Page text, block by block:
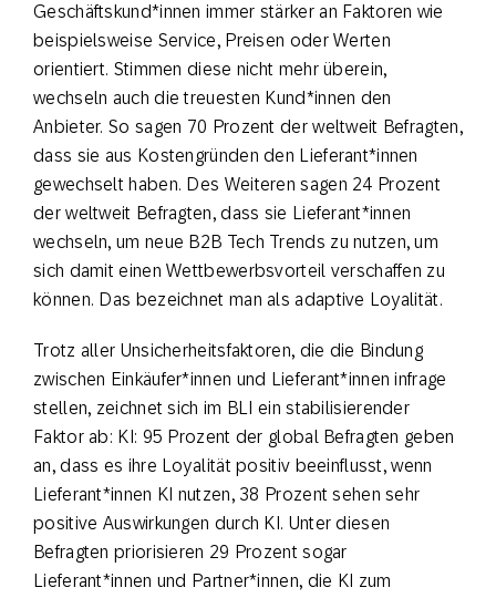
Geschäftskund*innen immer stärker an Faktoren wie
beispielsweise Service, Preisen oder Werten
orientiert. Stimmen diese nicht mehr überein,
wechseln auch die treuesten Kund*innen den
Anbieter. So sagen 70 Prozent der weltweit Befragten,
dass sie aus Kostengründen den Lieferant*innen
gewechselt haben. Des Weiteren sagen 24 Prozent
der weltweit Befragten, dass sie Lieferant*innen
wechseln, um neue B2B Tech Trends zu nutzen, um
sich damit einen Wettbewerbsvorteil verschaffen zu
können. Das bezeichnet man als adaptive Loyalität.
Trotz aller Unsicherheitsfaktoren, die die Bindung
zwischen Einkäufer*innen und Lieferant*innen infrage
stellen, zeichnet sich im BLI ein stabilisierender
Faktor ab: KI: 95 Prozent der global Befragten geben
an, dass es ihre Loyalität positiv beeinflusst, wenn
Lieferant*innen KI nutzen, 38 Prozent sehen sehr
positive Auswirkungen durch KI. Unter diesen
Befragten priorisieren 29 Prozent sogar
Lieferant*innen und Partner*innen, die KI zum